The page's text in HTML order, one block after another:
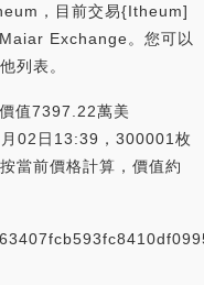
，目前交易{Itheum]
Exchange。您可以
列表。
值7397.22萬美
02日13:39，300001枚
當前價格計算，價值約